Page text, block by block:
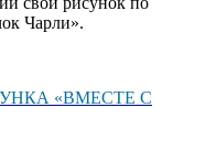
Чарли».
«ВМЕСТЕ С